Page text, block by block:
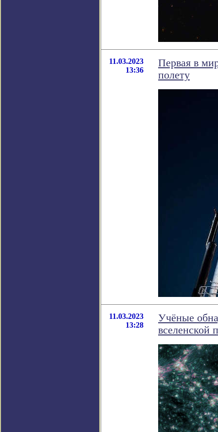
11.03.2023
13:36
Первая в
полету
11.03.2023
13:28
Учёные
вселенской